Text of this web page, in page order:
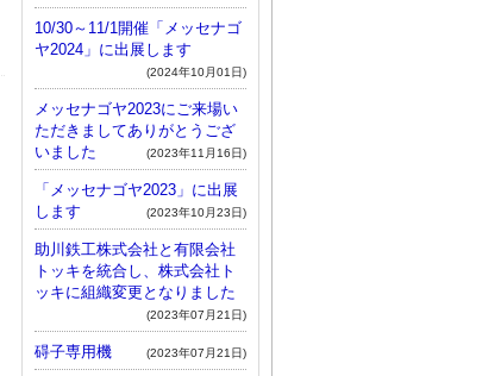
10/30～11/1開催「メッセナゴ
ヤ2024」に出展します
(2024年10月01日)
メッセナゴヤ2023にご来場い
ただきましてありがとうござ
いました
(2023年11月16日)
「メッセナゴヤ2023」に出展
します
(2023年10月23日)
助川鉄工株式会社と有限会社
トッキを統合し、株式会社ト
ッキに組織変更となりました
(2023年07月21日)
碍子専用機 (2023年07月21日)